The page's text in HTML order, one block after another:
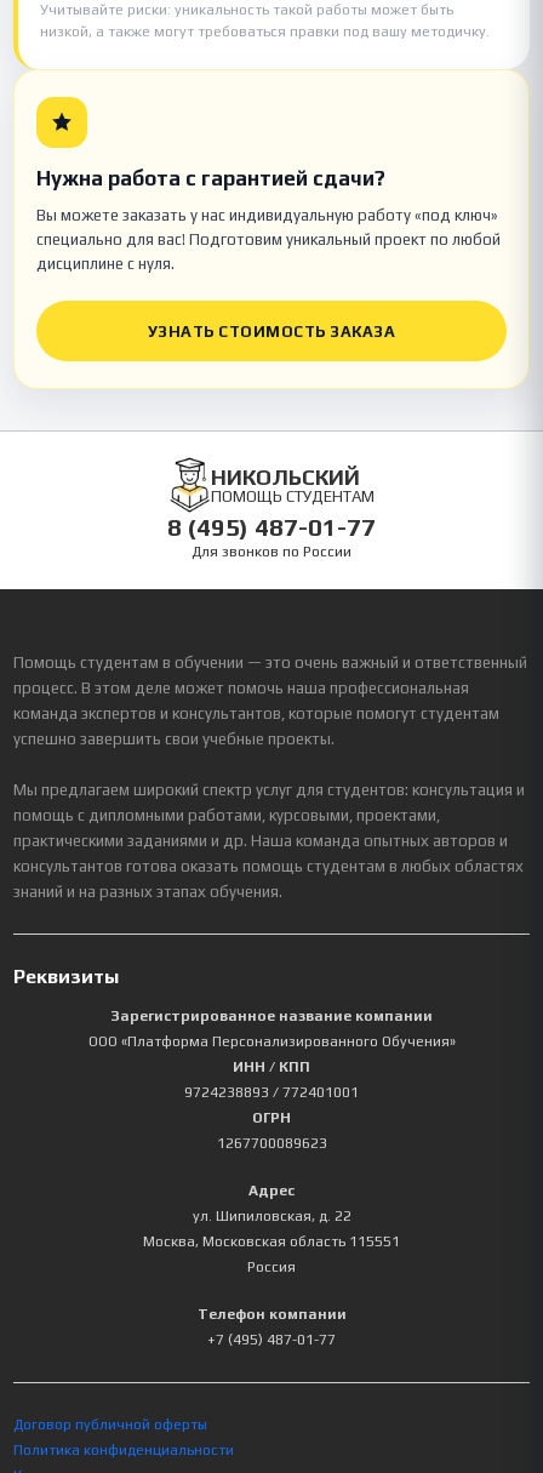
Учитывайте риски: уникальность такой работы может быть
низкой, а также могут требоваться правки под вашу методичку.
Нужна работа с гарантией сдачи?
Вы можете заказать у нас индивидуальную работу «под ключ»
специально для вас! Подготовим уникальный проект по любой
дисциплине с нуля.
УЗНАТЬ СТОИМОСТЬ ЗАКАЗА
НИКОЛЬСКИЙ
ПОМОЩЬ СТУДЕНТАМ
8 (495) 487-01-77
Для звонков по России
Помощь студентам в обучении — это очень важный и ответственный
процесс. В этом деле может помочь наша профессиональная
команда экспертов и консультантов, которые помогут студентам
успешно завершить свои учебные проекты.
Мы предлагаем широкий спектр услуг для студентов: консультация и
помощь с дипломными работами, курсовыми, проектами,
практическими заданиями и др. Наша команда опытных авторов и
консультантов готова оказать помощь студентам в любых областях
знаний и на разных этапах обучения.
Реквизиты
Зарегистрированное название компании
ООО «Платформа Персонализированного Обучения»
ИНН / КПП
9724238893 / 772401001
ОГРН
1267700089623
Адрес
ул. Шипиловская, д. 22
Москва, Московская область 115551
Россия
Телефон компании
+7 (495) 487-01-77
Договор публичной оферты
Политика конфиденциальности